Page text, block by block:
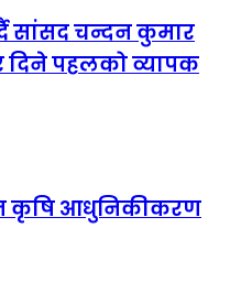
सांसद चन्दन कुमार
दिने पहलको व्यापक
कृषि आधुनिकीकरण